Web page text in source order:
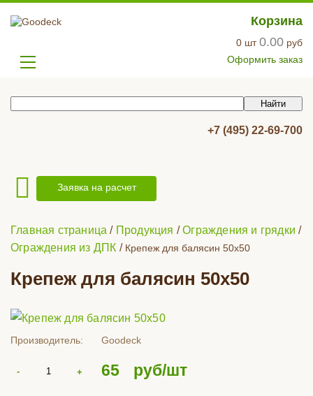
Корзина
0 шт0.00 руб
Оформить заказ
+7 (495) 22-69-700
Заявка на расчет
Главная страница / Продукция /Ограждения и грядки /
Ограждения из ДПК / Крепеж для балясин 50х50
Крепеж для балясин 50х50
Производитель: Goodeck
65 руб/шт